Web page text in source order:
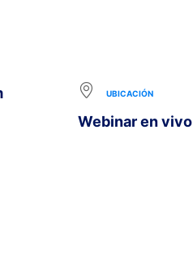
UBICACIÓN
Webinar en vivo